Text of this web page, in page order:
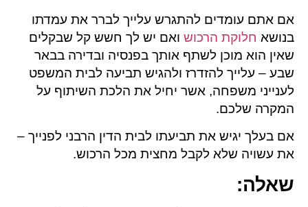
אם אתם עומדים להתגרש עלייך לברר את עמדתו
בנושא חלוקת הרכוש ואם יש לך חשש קל שבקלים
שאין הוא מוכן לשתף אותך בפנסיה ובדירה בבאר
שבע – עלייך להזדרז ולהגיש תביעה לבית המשפט
לענייני משפחה, אשר יחיל את הלכת השיתוף על
המקרה שלכם.
אם בעלך יגיש את תביעתו לבית הדין הרבני לפנייך –
את עשויה שלא לקבל מחצית מכל הרכוש.
שאלה: